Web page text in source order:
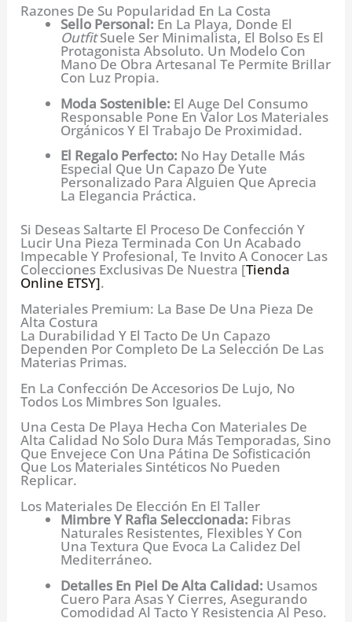
Razones De Su Popularidad En La Costa
Sello Personal: En La Playa, Donde El
OutfitSuele Ser Minimalista, El Bolso Es El
Protagonista Absoluto. Un Modelo Con
Mano De Obra Artesanal Te Permite Brillar
Con Luz Propia.
Moda Sostenible: El Auge Del Consumo
Responsable Pone En Valor Los Materiales
Orgánicos Y El Trabajo De Proximidad.
El Regalo Perfecto: No Hay Detalle Más
Especial Que Un Capazo De Yute
Personalizado Para Alguien Que Aprecia
La Elegancia Práctica.
Si Deseas Saltarte El Proceso De Confección Y
Lucir Una Pieza Terminada Con Un Acabado
Impecable Y Profesional, Te Invito A Conocer Las
Colecciones Exclusivas De Nuestra [Tienda
Online ETSY].
Materiales Premium: La Base De Una Pieza De
Alta Costura
La Durabilidad Y El Tacto De Un Capazo
Dependen Por Completo De La Selección De Las
Materias Primas.
En La Confección De Accesorios De Lujo, No
Todos Los Mimbres Son Iguales.
Una Cesta De Playa Hecha Con Materiales De
Alta Calidad No Solo Dura Más Temporadas, Sino
Que Envejece Con Una Pátina De Sofisticación
Que Los Materiales Sintéticos No Pueden
Replicar.
Los Materiales De Elección En El Taller
Mimbre Y Rafia Seleccionada: Fibras
Naturales Resistentes, Flexibles Y Con
Una Textura Que Evoca La Calidez Del
Mediterráneo.
Detalles En Piel De Alta Calidad: Usamos
Cuero Para Asas Y Cierres, Asegurando
Comodidad Al Tacto Y Resistencia Al Peso.